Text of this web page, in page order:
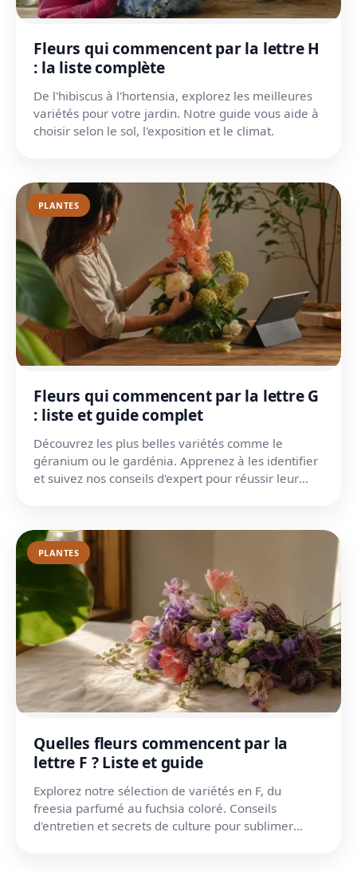
Fleurs qui commencent par la lettre H
: la liste complète
De l'hibiscus à l'hortensia, explorez les meilleures
variétés pour votre jardin. Notre guide vous aide à
choisir selon le sol, l'exposition et le climat.
PLANTES
Fleurs qui commencent par la lettre G
: liste et guide complet
Découvrez les plus belles variétés comme le
géranium ou le gardénia. Apprenez à les identifier
et suivez nos conseils d'expert pour réussir leur
PLANTES
Quelles fleurs commencent par la
lettre F ? Liste et guide
Explorez notre sélection de variétés en F, du
freesia parfumé au fuchsia coloré. Conseils
d'entretien et secrets de culture pour sublimer